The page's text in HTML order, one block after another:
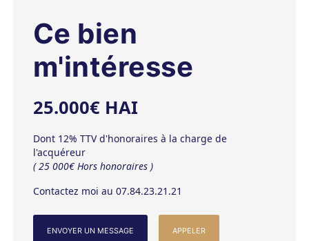
Ce bien
m'intéresse
25.000€ HAI
Dont 12% TTV d'honoraires à la charge de
l'acquéreur
( 25 000€ Hors honoraires )
Contactez moi au 07.84.23.21.21
ENVOYER UN MESSAGE APPELER